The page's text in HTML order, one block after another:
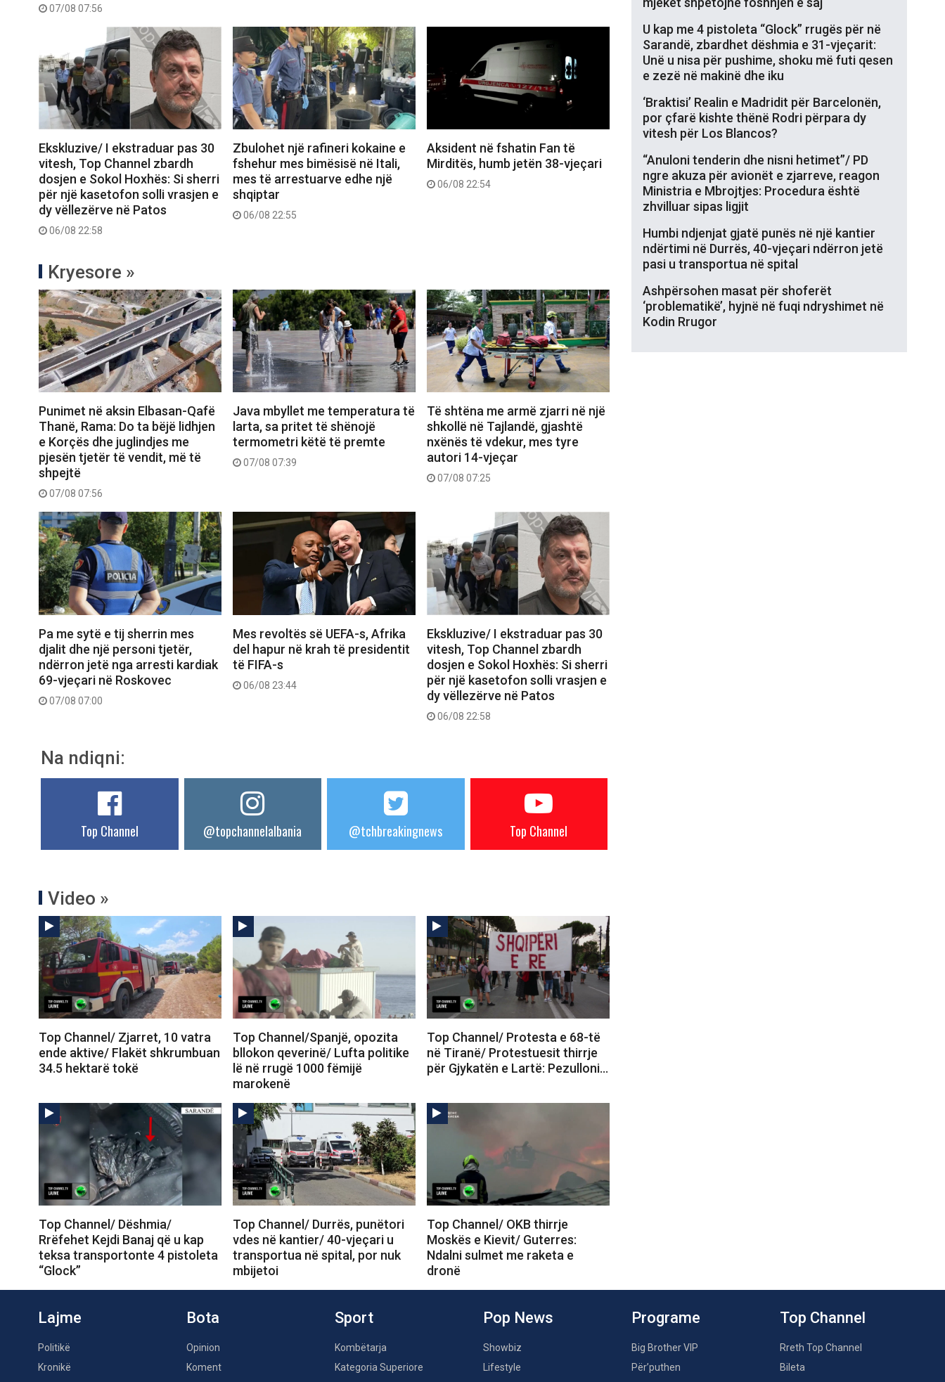
07/08 07:56
Ekskluzive/ I ekstraduar pas 30
vitesh, Top Channel zbardh
dosjen e Sokol Hoxhës: Si sherri
për një kasetofon solli vrasjen e
dy vëllezërve në Patos
06/08 22:58
Zbulohet një rafineri kokaine e
fshehur mes bimësisë në Itali,
mes të arrestuarve edhe një
shqiptar
06/08 22:55
Aksident në fshatin Fan të
Mirditës, humb jetën 38-vjeçari
06/08 22:54
Kryesore »
Punimet në aksin Elbasan-Qafë
Thanë, Rama: Do ta bëjë lidhjen
e Korçës dhe juglindjes me
pjesën tjetër të vendit, më të
shpejtë
07/08 07:56
Java mbyllet me temperatura të
larta, sa pritet të shënojë
termometri këtë të premte
07/08 07:39
Të shtëna me armë zjarri në një
shkollë në Tajlandë, gjashtë
nxënës të vdekur, mes tyre
autori 14-vjeçar
07/08 07:25
Pa me sytë e tij sherrin mes
djalit dhe një personi tjetër,
ndërron jetë nga arresti kardiak
69-vjeçari në Roskovec
07/08 07:00
Mes revoltës së UEFA-s, Afrika
del hapur në krah të presidentit
të FIFA-s
06/08 23:44
Ekskluzive/ I ekstraduar pas 30
vitesh, Top Channel zbardh
dosjen e Sokol Hoxhës: Si sherri
për një kasetofon solli vrasjen e
dy vëllezërve në Patos
06/08 22:58
Na ndiqni:
Top Channel @topchannelalbania @tchbreakingnews Top Channel
Video »
Top Channel/ Zjarret, 10 vatra
ende aktive/ Flakët shkrumbuan
34.5 hektarë tokë
Top Channel/Spanjë, opozita
bllokon qeverinë/ Lufta politike
lë në rrugë 1000 fëmijë
marokenë
Top Channel/ Protesta e 68-të
në Tiranë/ Protestuesit thirrje
për Gjykatën e Lartë: Pezulloni…
Top Channel/ Dëshmia/
Rrëfehet Kejdi Banaj që u kap
teksa transportonte 4 pistoleta
“Glock”
Top Channel/ Durrës, punëtori
vdes në kantier/ 40-vjeçari u
transportua në spital, por nuk
mbijetoi
Top Channel/ OKB thirrje
Moskës e Kievit/ Guterres:
Ndalni sulmet me raketa e
dronë
U kap me 4 pistoleta “Glock” rrugës për në
Sarandë, zbardhet dëshmia e 31-vjeçarit:
Unë u nisa për pushime, shoku më futi qesen
e zezë në makinë dhe iku
‘Braktisi’ Realin e Madridit për Barcelonën,
por çfarë kishte thënë Rodri përpara dy
vitesh për Los Blancos?
“Anuloni tenderin dhe nisni hetimet”/ PD
ngre akuza për avionët e zjarreve, reagon
Ministria e Mbrojtjes: Procedura është
zhvilluar sipas ligjit
Humbi ndjenjat gjatë punës në një kantier
ndërtimi në Durrës, 40-vjeçari ndërron jetë
pasi u transportua në spital
Ashpërsohen masat për shoferët
‘problematikë’, hyjnë në fuqi ndryshimet në
Kodin Rrugor
Lajme
Politikë
Kronikë
Bota
Opinion
Koment
Sport
Kombëtarja
Kategoria Superiore
Pop News
Showbiz
Lifestyle
Programe
Big Brother VIP
Për’puthen
Top Channel
Rreth Top Channel
Bileta